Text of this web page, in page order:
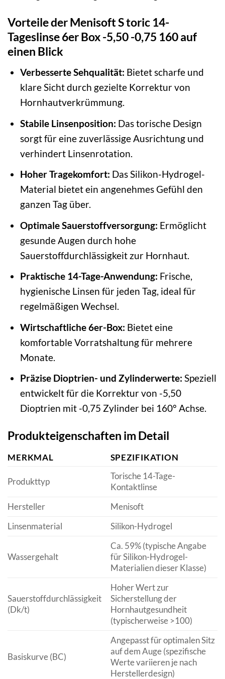
Vorteile der Menisoft S toric 14-
Tageslinse 6er Box -5,50 -0,75 160 auf
einen Blick
Verbesserte Sehqualität: Bietet scharfe und
klare Sicht durch gezielte Korrektur von
Hornhautverkrümmung.
Stabile Linsenposition: Das torische Design
sorgt für eine zuverlässige Ausrichtung und
verhindert Linsenrotation.
Hoher Tragekomfort: Das Silikon-Hydrogel-
Material bietet ein angenehmes Gefühl den
ganzen Tag über.
Optimale Sauerstoffversorgung: Ermöglicht
gesunde Augen durch hohe
Sauerstoffdurchlässigkeit zur Hornhaut.
Praktische 14-Tage-Anwendung: Frische,
hygienische Linsen für jeden Tag, ideal für
regelmäßigen Wechsel.
Wirtschaftliche 6er-Box: Bietet eine
komfortable Vorratshaltung für mehrere
Monate.
Präzise Dioptrien- und Zylinderwerte: Speziell
entwickelt für die Korrektur von -5,50
Dioptrien mit -0,75 Zylinder bei 160° Achse.
Produkteigenschaften im Detail
MERKMAL SPEZIFIKATION
Produkttyp
Torische 14-Tage-
Kontaktlinse
Hersteller
Menisoft
Linsenmaterial
Silikon-Hydrogel
Wassergehalt
Ca. 59% (typische Angabe
für Silikon-Hydrogel-
Materialien dieser Klasse)
Sauerstoffdurchlässigkeit
(Dk/t)
Hoher Wert zur
Sicherstellung der
Hornhautgesundheit
(typischerweise >100)
Basiskurve (BC)
Angepasst für optimalen Sitz
auf dem Auge (spezifische
Werte variieren je nach
Herstellerdesign)